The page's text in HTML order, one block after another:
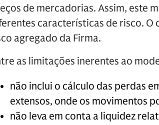
de mercadorias. Assim, este
características de risco. O
agregado da Firma.
as limitações inerentes ao
não inclui o cálculo das perdas
extensos, onde os movimentos
não leva em conta a liquidez